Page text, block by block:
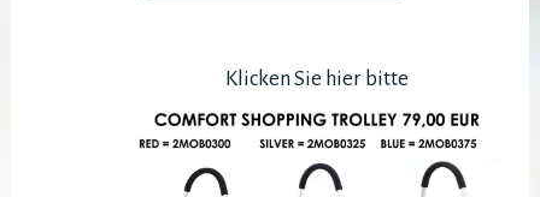
Klicken Sie hier bitte